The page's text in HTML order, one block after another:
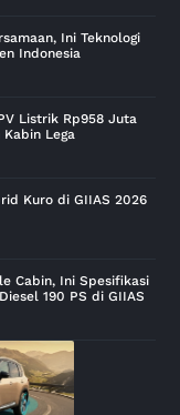
Ini Teknologi
Indonesia
Listrik Rp958 Juta
Lega
Kuro di GIIAS 2026
Cabin, Ini Spesifikasi
190 PS di GIIAS